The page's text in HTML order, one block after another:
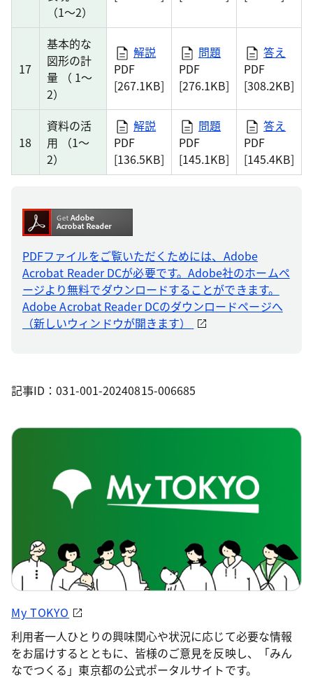
（1～2）
17
基本的な
図形の計
量 （ 1～
2）
解説
PDF
[267.1KB]
問題
PDF
[276.1KB]
答え
PDF
[308.2KB]
18
資料の活
用 （1～
2）
解説
PDF
[136.5KB]
問題
PDF
[145.1KB]
答え
PDF
[145.4KB]
PDFファイルをご覧いただくためには、Adobe
Acrobat Reader DCが必要です。Adobe社のホームペ
ージより無料でダウンロードすることができます。
Adobe Acrobat Reader DCのダウンロードページへ
（新しいウィンドウが開きます）
記事ID：031-001-20240815-006685
My TOKYO
利用者一人ひとりの興味関心や状況に応じて必要な情報
をお届けするとともに、皆様のご意見を反映し、「みん
なでつくる」東京都の公式ポータルサイトです。